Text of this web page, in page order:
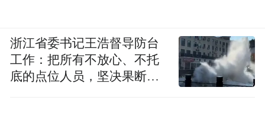
浙江省委书记王浩督导防台
工作：把所有不放心、不托
底的点位人员，坚决果断转